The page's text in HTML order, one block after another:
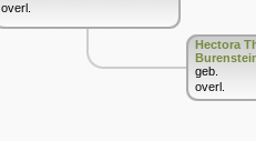
overl.
Hectora
geb.
overl.